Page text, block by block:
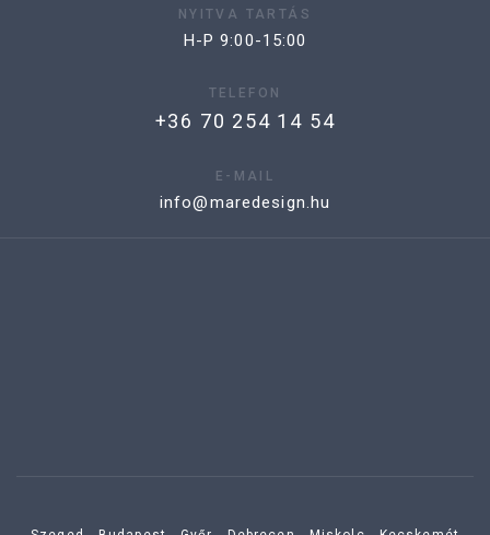
NYITVA TARTÁS
H-P 9:00-15:00
TELEFON
+36 70 254 14 54
E-MAIL
info@maredesign.hu